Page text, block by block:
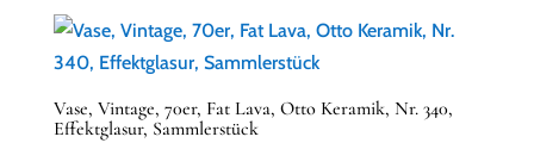
Vase, Vintage, 70er, Fat Lava, Otto Keramik, Nr. 340,
Effektglasur, Sammlerstück